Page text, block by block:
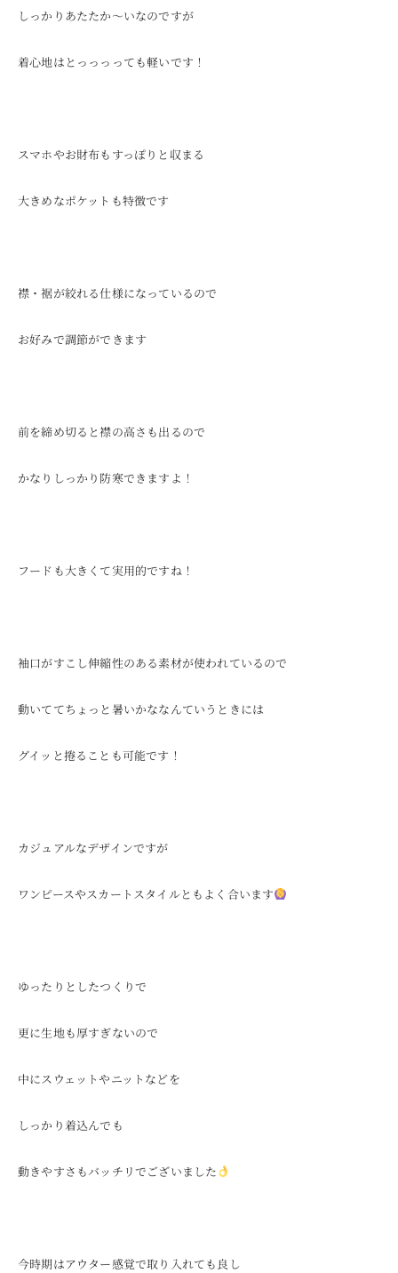
しっかりあたたか〜いなのですが
着心地はとっっっっても軽いです！
スマホやお財布もすっぽりと収まる
大きめなポケットも特徴です
襟・裾が絞れる仕様になっているので
お好みで調節ができます
前を締め切ると襟の高さも出るので
かなりしっかり防寒できますよ！
フードも大きくて実用的ですね！
袖口がすこし伸縮性のある素材が使われているので
動いててちょっと暑いかななんていうときには
グイッと捲ることも可能です！
カジュアルなデザインですが
ワンピースやスカートスタイルともよく合います
ゆったりとしたつくりで
更に生地も厚すぎないので
中にスウェットやニットなどを
しっかり着込んでも
動きやすさもバッチリでございました
今時期はアウター感覚で取り入れても良し